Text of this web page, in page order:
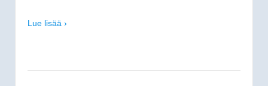
Lue lisää ›